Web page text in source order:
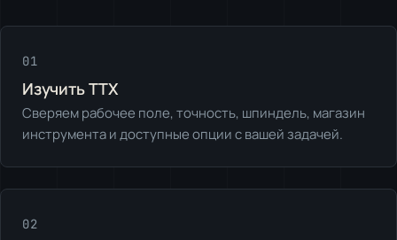
01
Изучить ТТХ
Сверяем рабочее поле, точность, шпиндель, магазин
инструмента и доступные опции с вашей задачей.
02